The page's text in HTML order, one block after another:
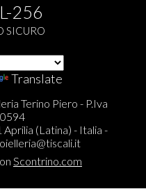
256
SICURO
Translate
Terino Piero - P.Iva
Aprilia (Latina) - Italia -
Scontrino.com